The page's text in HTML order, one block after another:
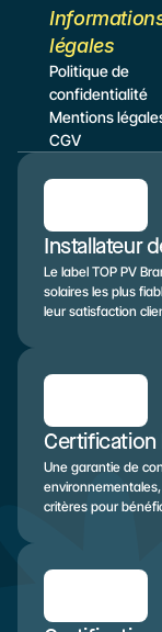
légales
Politique de
confidentialité
Mentions
CGV
Installateur
Le label TOP PV
solaires les plus
leur satisfaction
Certification
Une garantie de
critères pour